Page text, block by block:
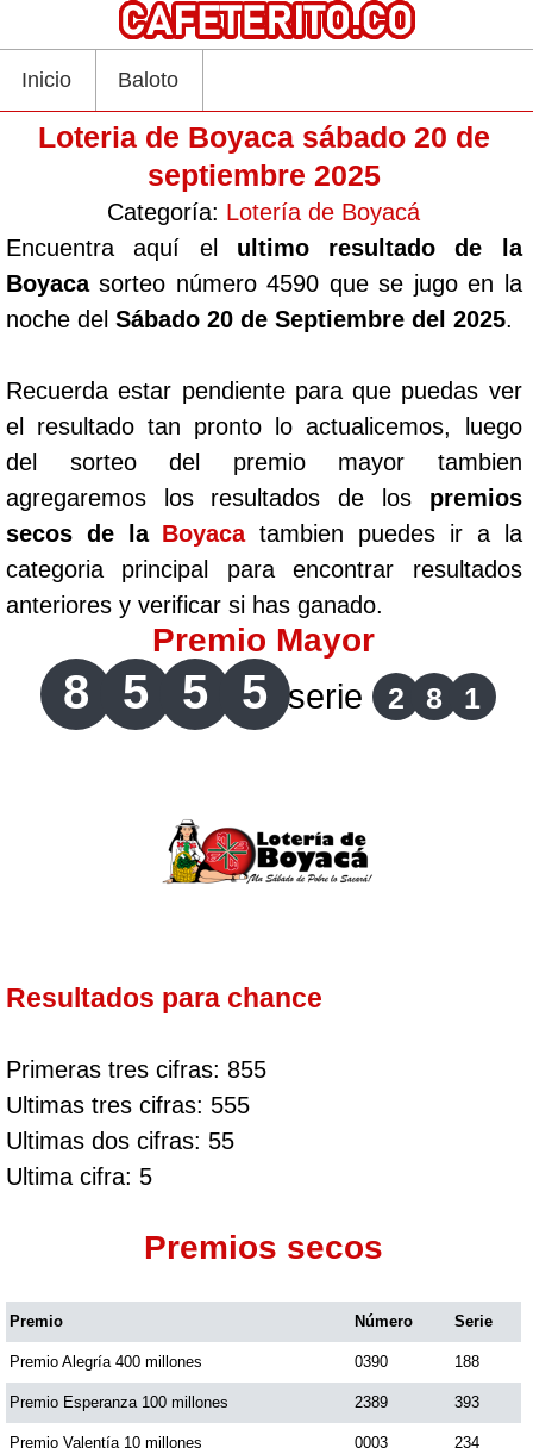
Inicio Baloto
Loteria de Boyaca sábado 20 de
septiembre 2025
Categoría: Lotería de Boyacá
Encuentra aquí el ultimo resultado de la
Boyacasorteo número 4590 que se jugo en la
noche del Sábado 20 de Septiembre del 2025.
Recuerda estar pendiente para que puedas ver
el resultado tan pronto lo actualicemos, luego
del sorteo del premio mayor tambien
agregaremos los resultados de los premios
secos de la Boyacatambien puedes ir a la
categoria principal para encontrar resultados
anteriores y verificar si has ganado.
Premio Mayor
8 5 5 5 serie 2 8 1
Resultados para chance
Primeras tres cifras: 855
Ultimas tres cifras: 555
Ultimas dos cifras: 55
Ultima cifra: 5
Premios secos
Premio Número Serie
Premio Alegría 400 millones 0390 188
Premio Esperanza 100 millones 2389 393
Premio Valentía 10 millones 0003 234